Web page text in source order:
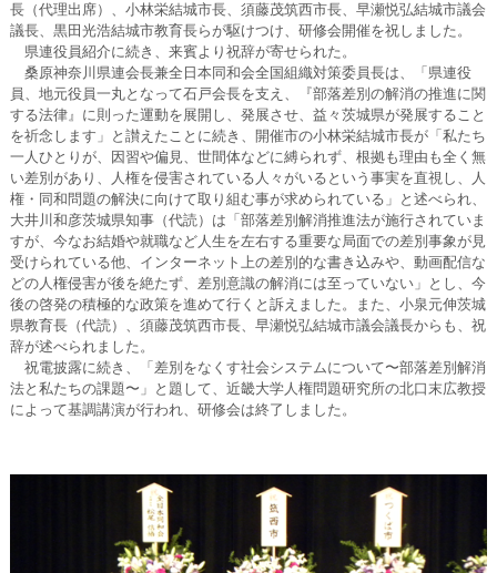
長（代理出席）、小林栄結城市長、須藤茂筑西市長、早瀬悦弘結城市議会
議長、黒田光浩結城市教育長らが駆けつけ、研修会開催を祝しました。
県連役員紹介に続き、来賓より祝辞が寄せられた。
桑原神奈川県連会長兼全日本同和会全国組織対策委員長は、「県連役
員、地元役員一丸となって石戸会長を支え、『部落差別の解消の推進に関
する法律』に則った運動を展開し、発展させ、益々茨城県が発展すること
を祈念します」と讃えたことに続き、開催市の小林栄結城市長が「私たち
一人ひとりが、因習や偏見、世間体などに縛られず、根拠も理由も全く無
い差別があり、人権を侵害されている人々がいるという事実を直視し、人
権・同和問題の解決に向けて取り組む事が求められている」と述べられ、
大井川和彦茨城県知事（代読）は「部落差別解消推進法が施行されていま
すが、今なお結婚や就職など人生を左右する重要な局面での差別事象が見
受けられている他、インターネット上の差別的な書き込みや、動画配信な
どの人権侵害が後を絶たず、差別意識の解消には至っていない」とし、今
後の啓発の積極的な政策を進めて行くと訴えました。また、小泉元伸茨城
県教育長（代読）、須藤茂筑西市長、早瀬悦弘結城市議会議長からも、祝
辞が述べられました。
祝電披露に続き、「差別をなくす社会システムについて〜部落差別解消
法と私たちの課題〜」と題して、近畿大学人権問題研究所の北口末広教授
によって基調講演が行われ、研修会は終了しました。